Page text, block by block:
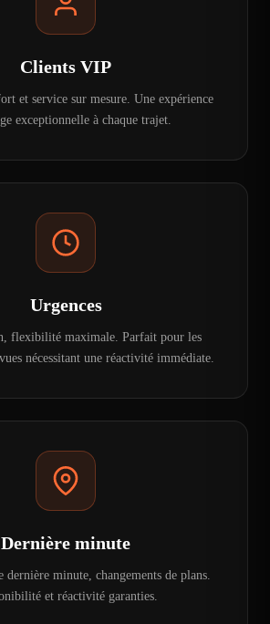
Clients VIP
et service sur mesure. Une expérience
exceptionnelle à chaque trajet.
Urgences
flexibilité maximale. Parfait pour les
nécessitant une réactivité immédiate.
Dernière minute
dernière minute, changements de plans.
et réactivité garanties.